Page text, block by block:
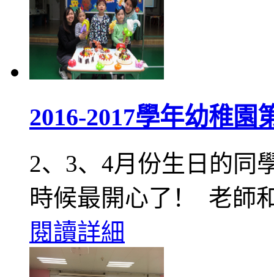
2016-2017學年幼稚園
2、3、4月份生日的同
時候最開心了！ 老師
閱讀詳細